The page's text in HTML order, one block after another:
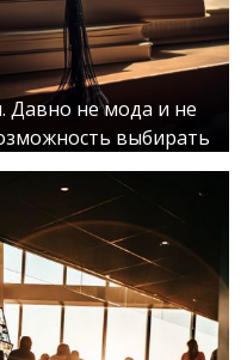
Давно не мода и не
выбирать